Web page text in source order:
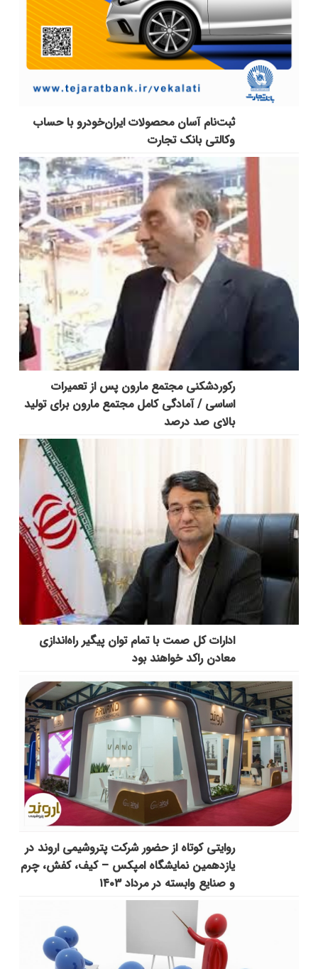
ثبت‌نام آسان محصولات ایران‌خودرو با حساب
وکالتی بانک تجارت
رکوردشکنی مجتمع مارون پس از تعمیرات
اساسی / آمادگی کامل مجتمع مارون برای تولید
بالای صد درصد
ادارات کل صمت با تمام توان پیگیر راه‌اندازی
معادن راکد خواهند بود
روایتی کوتاه از حضور شرکت پتروشیمی اروند در
یازدهمین نمایشگاه امپکس‌ – کیف، کفش، چرم
و صنایع وابسته در مرداد ۱۴۰۳